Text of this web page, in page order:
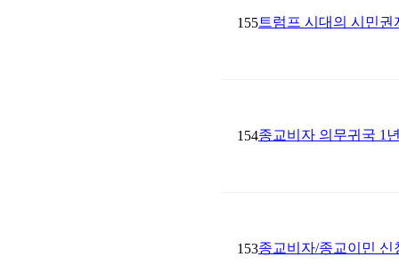
155트럼프 시대의 시민
154종교비자 의무귀국 1
153종교비자/종교이민 신